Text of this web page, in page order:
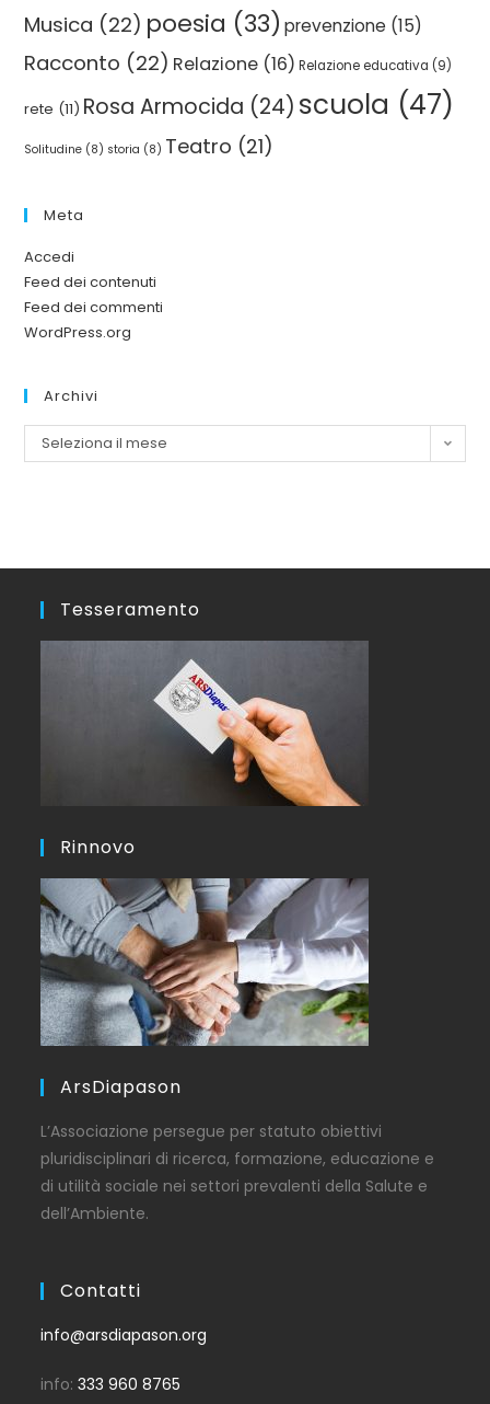
Musica (22) poesia (33) prevenzione (15)
Racconto (22) Relazione (16) Relazione educativa (9)
rete (11) Rosa Armocida (24) scuola (47)
Solitudine (8) storia (8) Teatro (21)
Meta
Accedi
Feed dei contenuti
Feed dei commenti
WordPress.org
Archivi
Seleziona il mese
Tesseramento
Rinnovo
ArsDiapason
L’Associazione persegue per statuto obiettivi
pluridisciplinari di ricerca, formazione, educazione e
di utilità sociale nei settori prevalenti della Salute e
dell’Ambiente.
Contatti
info@arsdiapason.org
info:333 960 8765